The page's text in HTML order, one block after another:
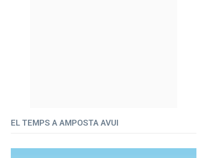
EL TEMPS A AMPOSTA AVUI